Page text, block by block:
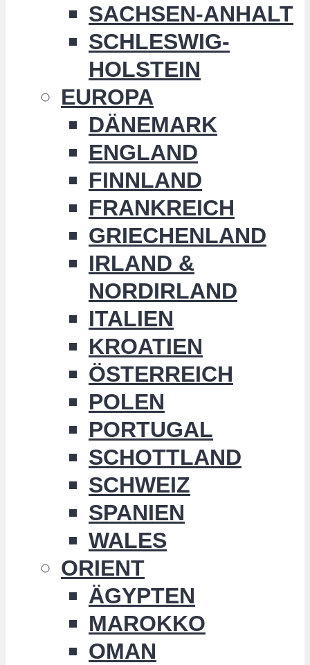
SACHSEN-ANHALT
SCHLESWIG-
HOLSTEIN
EUROPA
DÄNEMARK
ENGLAND
FINNLAND
FRANKREICH
GRIECHENLAND
IRLAND &
NORDIRLAND
ITALIEN
KROATIEN
ÖSTERREICH
POLEN
PORTUGAL
SCHOTTLAND
SCHWEIZ
SPANIEN
WALES
ORIENT
ÄGYPTEN
MAROKKO
OMAN